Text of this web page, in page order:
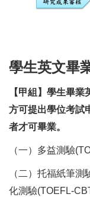
修業規定流程五階段
學生英文畢
【甲組】學生畢
方可提出學位考試
者才可畢業。
（一）多益測驗
（二）托福紙筆
化測驗(TOEFL-